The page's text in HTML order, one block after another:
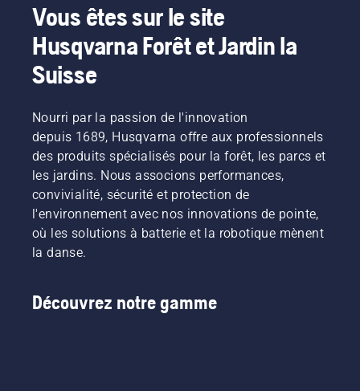
outils supplémentaires tels que des barres
d'abattage, des coins, des crochets pour grumes
et des pince de montage de levage contribuent à
améliorer la commande lors de l'abattage
d'arbres et de la manipulation de bois lourd. Des
forestières et des outils de mesure contribuent à
un travail forestier efficace et organisé.
Vous êtes sur le site
Husqvarna Forêt et Jardin la
Suisse
Nourri par la passion de l'innovation
depuis 1689, Husqvarna offre aux professionnels
des produits spécialisés pour la forêt, les parcs et
les jardins. Nous associons performances,
convivialité, sécurité et protection de
l'environnement avec nos innovations de pointe,
où les solutions à batterie et la robotique mènent
la danse.
Découvrez notre gamme